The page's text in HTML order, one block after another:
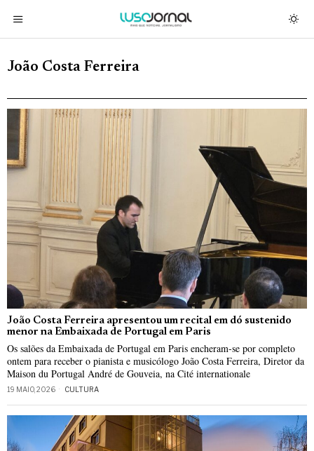
João Costa Ferreira
João Costa Ferreira apresentou um recital em dó sustenido
menor na Embaixada de Portugal em Paris
Os salões da Embaixada de Portugal em Paris encheram‑se por completo
ontem para receber o pianista e musicólogo João Costa Ferreira, Diretor da
Maison du Portugal André de Gouveia, na Cité internationale
19 MAIO, 2026 CULTURA